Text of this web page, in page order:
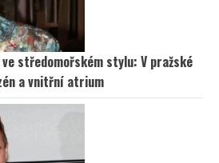
středomořském stylu: V pražské
a vnitřní atrium